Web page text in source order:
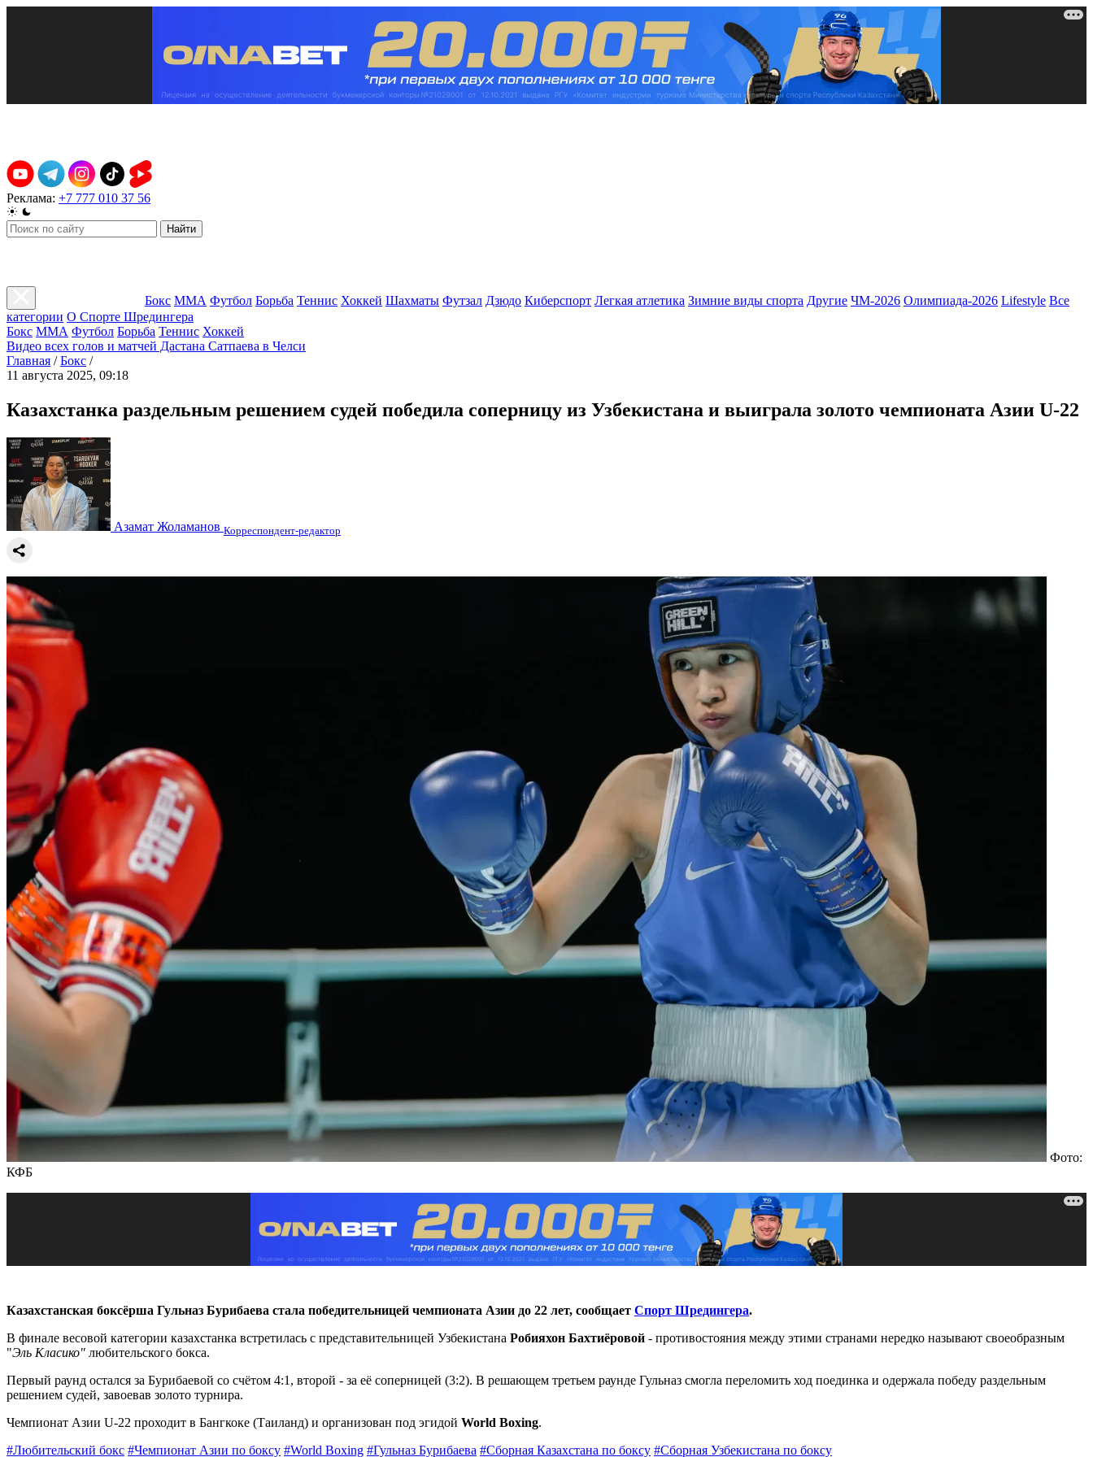
Реклама: +7 777 010 37 56
Найти
Бокс ММА Футбол Борьба Теннис Хоккей Шахматы Футзал Дзюдо Киберспорт Легкая атлетика Зимние виды спорта Другие ЧМ-2026 Олимпиада-2026 Lifestyle Все
категории О Спорте Шредингера
Бокс ММА Футбол Борьба Теннис Хоккей
Видео всех голов и матчей Дастана Сатпаева в Челси
Главная / Бокс /
11 августа 2025, 09:18
Казахстанка раздельным решением судей победила соперницу из Узбекистана и выиграла золото чемпионата Азии U-22
Азамат Жоламанов Корреспондент-редактор
Фото:
КФБ
Казахстанская боксёрша Гульназ Бурибаева стала победительницей чемпионата Азии до 22 лет, сообщает Спорт Шредингера.
В финале весовой категории казахстанка встретилась с представительницей Узбекистана Робияхон Бахтиёровой - противостояния между этими странами нередко называют своеобразным
"Эль Класико" любительского бокса.
Первый раунд остался за Бурибаевой со счётом 4:1, второй - за её соперницей (3:2). В решающем третьем раунде Гульназ смогла переломить ход поединка и одержала победу раздельным
решением судей, завоевав золото турнира.
Чемпионат Азии U-22 проходит в Бангкоке (Таиланд) и организован под эгидой World Boxing.
#Любительский бокс #Чемпионат Азии по боксу #World Boxing #Гульназ Бурибаева #Сборная Казахстана по боксу #Сборная Узбекистана по боксу